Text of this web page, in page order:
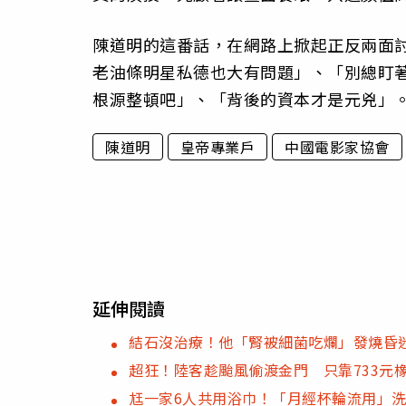
陳道明的這番話，在網路上掀起正反兩
老油條明星私德也大有問題」、「別總盯
根源整頓吧」、「背後的資本才是元兇」
陳道明 皇帝專業戶 中國電影家協會
延伸閱讀
結石沒治療！他「腎被細菌吃爛」發燒
超狂！陸客趁颱風偷渡金門 只靠733元
尪一家6人共用浴巾！「月經杯輪流用